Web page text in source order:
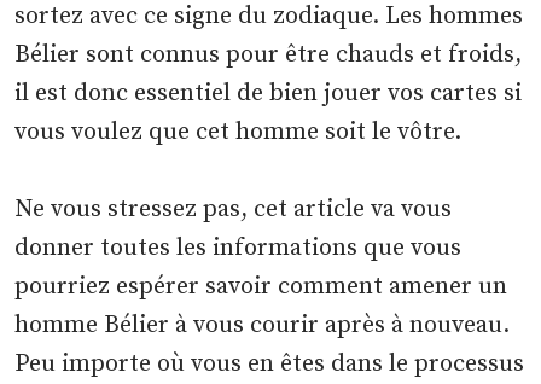
sortez avec ce signe du zodiaque. Les hommes
Bélier sont connus pour être chauds et froids,
il est donc essentiel de bien jouer vos cartes si
vous voulez que cet homme soit le vôtre.
Ne vous stressez pas, cet article va vous
donner toutes les informations que vous
pourriez espérer savoir comment amener un
homme Bélier à vous courir après à nouveau.
Peu importe où vous en êtes dans le processus